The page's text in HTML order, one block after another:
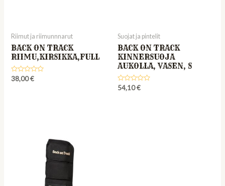
Riimut ja riimunnnarut
BACK ON TRACK
RIIMU,KIRSIKKA,FULL
Rated
38,00€
Suojat ja pintelit
BACK ON TRACK
KINNERSUOJA
AUKOLLA, VASEN, S
Rated
54,10€